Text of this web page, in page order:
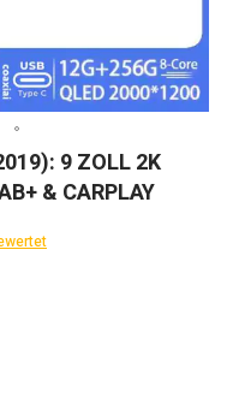
9 ZOLL 2K
& CARPLAY